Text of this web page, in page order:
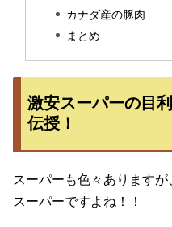
カナダ産の豚肉
まとめ
激安スーパーの目
伝授！
スーパーも色々あります
スーパーですよね！！